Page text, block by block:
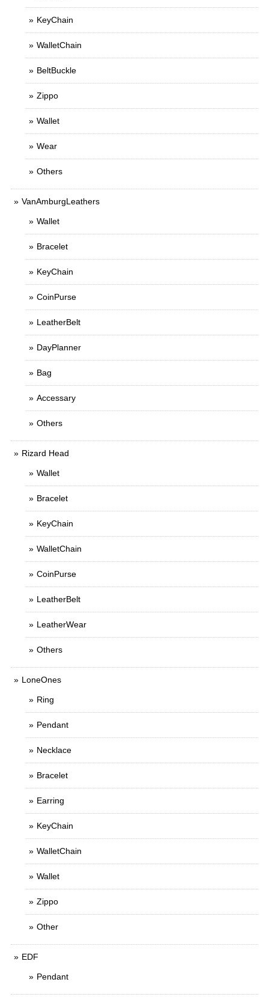
KeyChain
WalletChain
BeltBuckle
Zippo
Wallet
Wear
Others
VanAmburgLeathers
Wallet
Bracelet
KeyChain
CoinPurse
LeatherBelt
DayPlanner
Bag
Accessary
Others
Rizard Head
Wallet
Bracelet
KeyChain
WalletChain
CoinPurse
LeatherBelt
LeatherWear
Others
LoneOnes
Ring
Pendant
Necklace
Bracelet
Earring
KeyChain
WalletChain
Wallet
Zippo
Other
EDF
Pendant